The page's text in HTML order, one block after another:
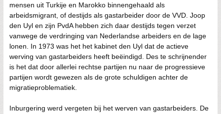
mensen uit Turkije en Marokko binnengehaald als
arbeidsmigrant, of destijds als gastarbeider door de VVD. Joop
den Uyl en zijn PvdA hebben zich daar destijds tegen verzet
vanwege de verdringing van Nederlandse arbeiders en de lage
lonen. In 1973 was het het kabinet den Uyl dat de actieve
werving van gastarbeiders heeft beëindigd. Des te schrijnender
is het dat door allerlei rechtse partijen nu naar de progressieve
partijen wordt gewezen als de grote schuldigen achter de
migratieproblematiek.
Inburgering werd vergeten bij het werven van gastarbeiders. De